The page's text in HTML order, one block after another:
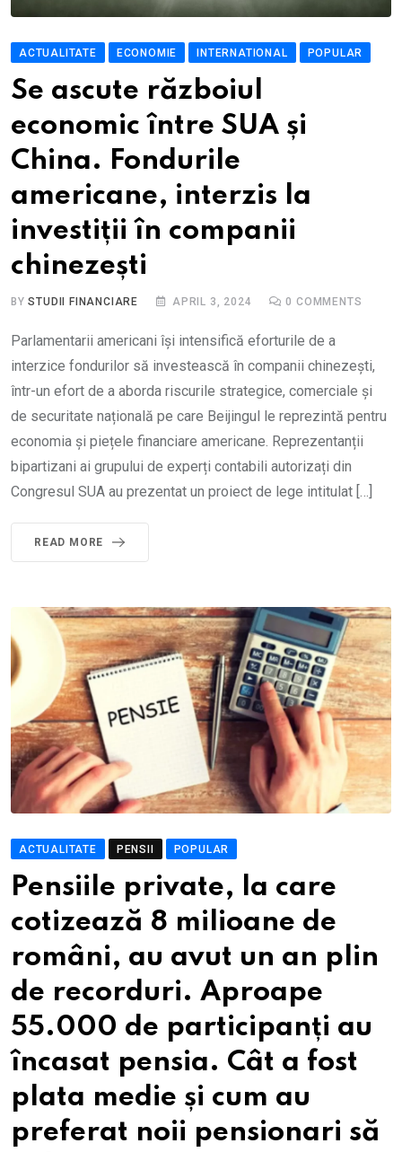
ACTUALITATE ECONOMIE INTERNATIONAL POPULAR
Se ascute războiul
economic între SUA și
China. Fondurile
americane, interzis la
investiții în companii
chinezești
BYSTUDII FINANCIARE APRIL 3, 2024 0 COMMENTS
Parlamentarii americani își intensifică eforturile de a
interzice fondurilor să investească în companii chinezești,
într-un efort de a aborda riscurile strategice, comerciale și
de securitate națională pe care Beijingul le reprezintă pentru
economia și piețele financiare americane. Reprezentanții
bipartizani ai grupului de experți contabili autorizați din
Congresul SUA au prezentat un proiect de lege intitulat […]
READ MORE
ACTUALITATE PENSII POPULAR
Pensiile private, la care
cotizează 8 milioane de
români, au avut un an plin
de recorduri. Aproape
55.000 de participanți au
încasat pensia. Cât a fost
plata medie și cum au
preferat noii pensionari să